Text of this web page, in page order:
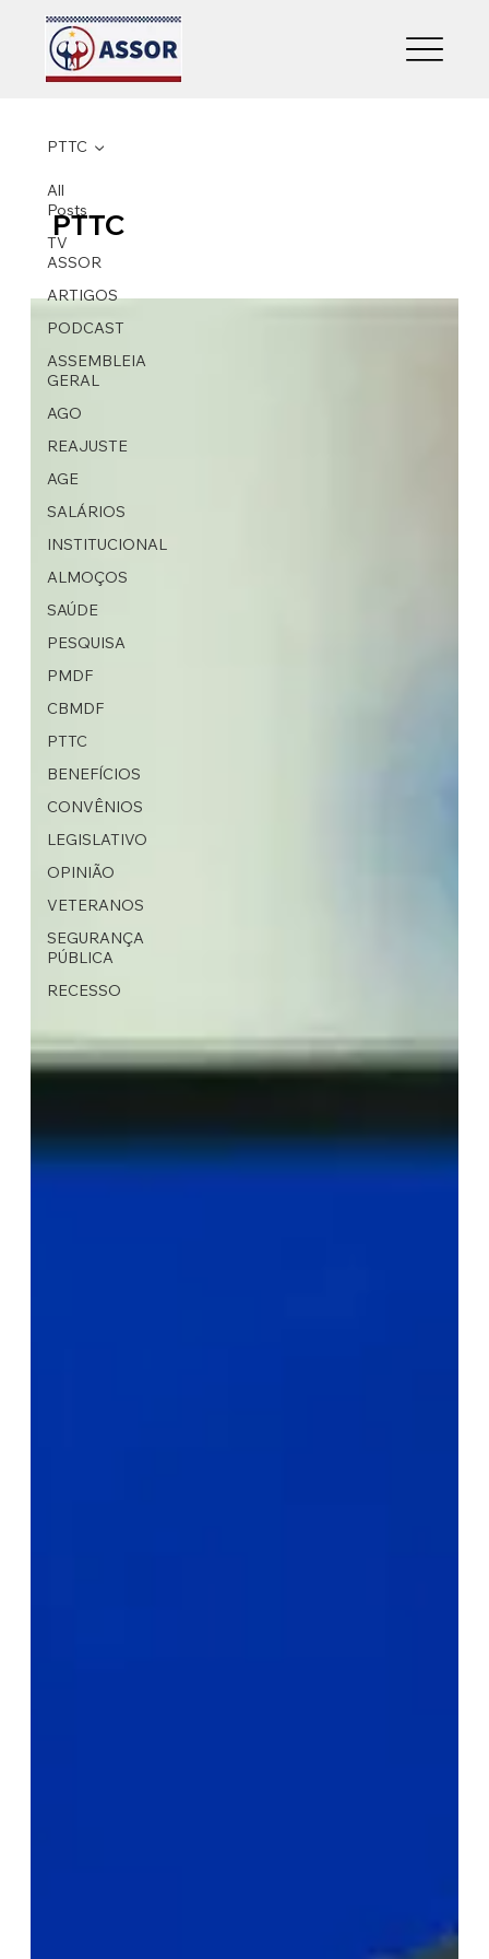
All
Posts
TV
ASSOR
ARTIGOS
PODCAST
ASSEMBLEIA
GERAL
AGO
REAJUSTE
AGE
SALÁRIOS
INSTITUCIONAL
ALMOÇOS
SAÚDE
PESQUISA
PMDF
CBMDF
PTTC
BENEFÍCIOS
CONVÊNIOS
LEGISLATIVO
OPINIÃO
VETERANOS
SEGURANÇA
PÚBLICA
RECESSO
PTTC
PTTC